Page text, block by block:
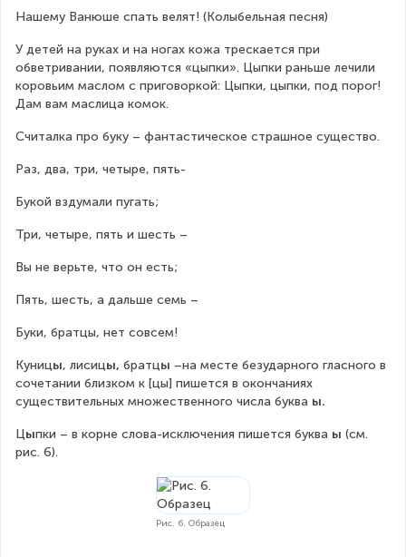
Нашему Ванюше спать велят! (Колыбельная песня)
У детей на руках и на ногах кожа трескается при
обветривании, появляются «цыпки». Цыпки раньше лечили
коровьим маслом с приговоркой: Цыпки, цыпки, под порог!
Дам вам маслица комок.
Считалка про буку – фантастическое страшное существо.
Раз, два, три, четыре, пять-
Букой вздумали пугать;
Три, четыре, пять и шесть –
Вы не верьте, что он есть;
Пять, шесть, а дальше семь –
Буки, братцы, нет совсем!
Куницы, лисицы, братцы –на месте безударного гласного в
сочетании близком к [цы] пишется в окончаниях
существительных множественного числа буква ы.
Цыпки – в корне слова-исключения пишется буква ы (см.
рис. 6).
Рис. 6. Образец